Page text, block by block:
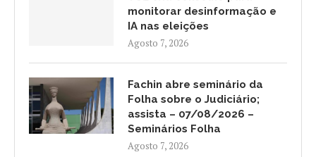
monitorar desinformação e
IA nas eleições
Agosto 7, 2026
Fachin abre seminário da
Folha sobre o Judiciário;
assista – 07/08/2026 –
Seminários Folha
Agosto 7, 2026